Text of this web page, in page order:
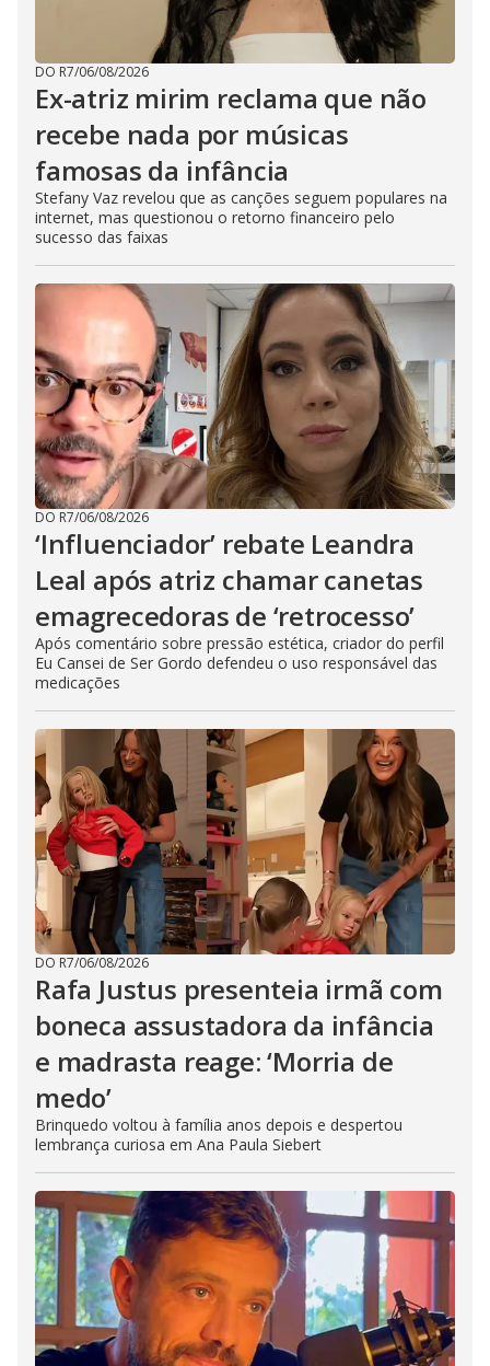
DO R7/06/08/2026
Ex-atriz mirim reclama que não
recebe nada por músicas
famosas da infância
Stefany Vaz revelou que as canções seguem populares na
internet, mas questionou o retorno financeiro pelo
sucesso das faixas
DO R7/06/08/2026
‘Influenciador’ rebate Leandra
Leal após atriz chamar canetas
emagrecedoras de ‘retrocesso’
Após comentário sobre pressão estética, criador do perfil
Eu Cansei de Ser Gordo defendeu o uso responsável das
medicações
DO R7/06/08/2026
Rafa Justus presenteia irmã com
boneca assustadora da infância
e madrasta reage: ‘Morria de
medo’
Brinquedo voltou à família anos depois e despertou
lembrança curiosa em Ana Paula Siebert